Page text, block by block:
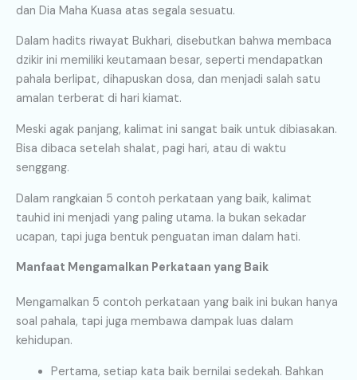
dan Dia Maha Kuasa atas segala sesuatu.
Dalam hadits riwayat Bukhari, disebutkan bahwa membaca
dzikir ini memiliki keutamaan besar, seperti mendapatkan
pahala berlipat, dihapuskan dosa, dan menjadi salah satu
amalan terberat di hari kiamat.
Meski agak panjang, kalimat ini sangat baik untuk dibiasakan.
Bisa dibaca setelah shalat, pagi hari, atau di waktu
senggang.
Dalam rangkaian 5 contoh perkataan yang baik, kalimat
tauhid ini menjadi yang paling utama. Ia bukan sekadar
ucapan, tapi juga bentuk penguatan iman dalam hati.
Manfaat Mengamalkan Perkataan yang Baik
Mengamalkan 5 contoh perkataan yang baik ini bukan hanya
soal pahala, tapi juga membawa dampak luas dalam
kehidupan.
Pertama, setiap kata baik bernilai sedekah. Bahkan